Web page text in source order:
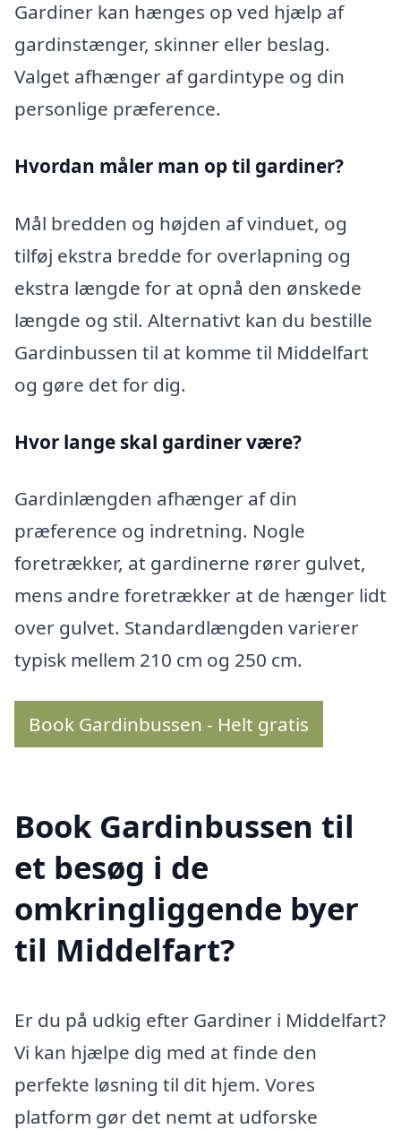
Gardiner kan hænges op ved hjælp af
gardinstænger, skinner eller beslag.
Valget afhænger af gardintype og din
personlige præference.
Hvordan måler man op til gardiner?
Mål bredden og højden af vinduet, og
tilføj ekstra bredde for overlapning og
ekstra længde for at opnå den ønskede
længde og stil. Alternativt kan du bestille
Gardinbussen til at komme til Middelfart
og gøre det for dig.
Hvor lange skal gardiner være?
Gardinlængden afhænger af din
præference og indretning. Nogle
foretrækker, at gardinerne rører gulvet,
mens andre foretrækker at de hænger lidt
over gulvet. Standardlængden varierer
typisk mellem 210 cm og 250 cm.
Book Gardinbussen - Helt gratis
Book Gardinbussen til
et besøg i de
omkringliggende byer
til Middelfart?
Er du på udkig efter Gardiner i Middelfart?
Vi kan hjælpe dig med at finde den
perfekte løsning til dit hjem. Vores
platform gør det nemt at udforske